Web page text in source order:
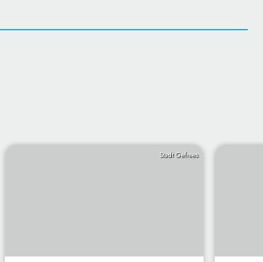
Stadt Gefrees